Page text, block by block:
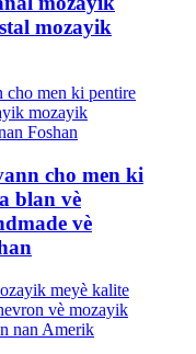
mozayik
cho men ki
blan vè
vè